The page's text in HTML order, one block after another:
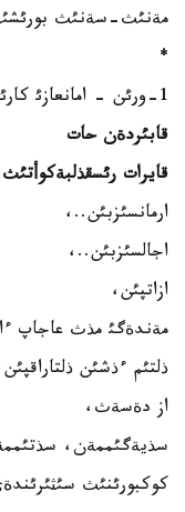
مةنئث-سةنئث
*
1-ورئن - امانعازئ كارئبجان ذلئ مةن الئبةك شةگةباي:
قابئردةن حات
قايرات
ارمانسئزبئن..،
اجالسئزبئن..،
ازاتپئن،
مةندةگئ مذث عاجاپ
ذلتئم ءذشئن
از دةسةث،
سذيةگئممةن،
كوكبورئنئث